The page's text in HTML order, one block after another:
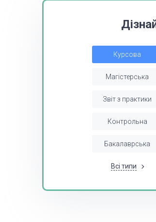
Курсова
Магістерська
Звіт з практики
Контрольна
Бакалаврська
Всі типи